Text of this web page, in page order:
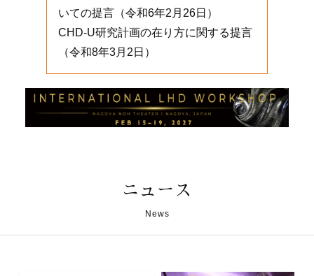
いての提言（令和6年2月26日）
CHD-U研究計画の在り方に関する提言
（令和8年3月2日）
ニュース
News